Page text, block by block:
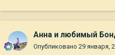
Анна и любимый
Опубликовано 29 января,